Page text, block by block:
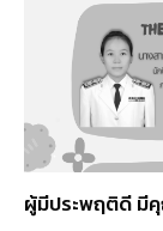
ผู้มีประพฤติดี มี